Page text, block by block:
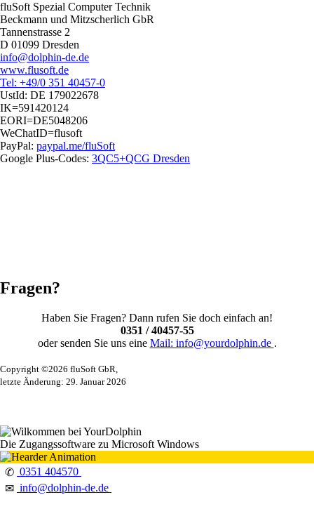
fluSoft Spezial Computer Technik
Beckmann und Mitzscherlich GbR
Tannenstrasse 2
D 01099 Dresden
info@dolphin-de.de
www.flusoft.de
Tel: +49/0 351 40457-0
UstId: DE 179022678
IK=591420124
EORI=DE5048206
WeChatID=flusoft
PayPal: paypal.me/fluSoft
Google Plus-Codes: 3QC5+QCG Dresden
Fragen?
Haben Sie Fragen? Dann rufen Sie doch einfach an!
0351 / 40457-55
oder senden Sie uns eine Mail: info@yourdolphin.de .
Copyright ©2026 fluSoft GbR,
letzte Änderung: 29. Januar 2026
Die Zugangssoftware zu Microsoft Windows
✆ 0351 404570
✉ info@dolphin-de.de